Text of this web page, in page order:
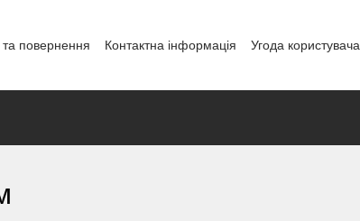
повернення Контактна інформація
Угода користувача